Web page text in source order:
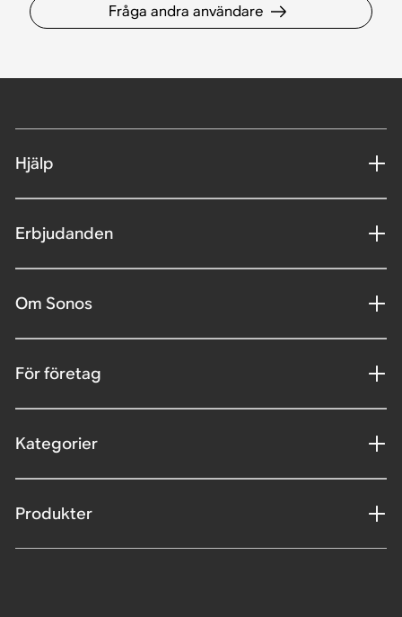
Fråga andra användare
Hjälp
Erbjudanden
Om Sonos
För företag
Kategorier
Produkter